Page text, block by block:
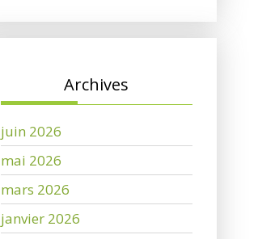
Archives
juin 2026
mai 2026
mars 2026
janvier 2026